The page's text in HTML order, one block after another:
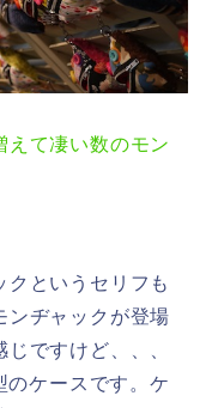
えて凄い数のモン
クというセリフも
ンヂャックが登場
ですけど、、、
のケースです。ケ